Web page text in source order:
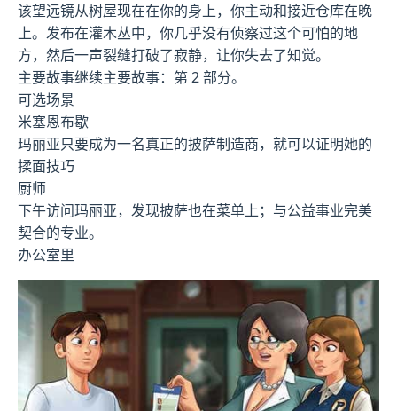
该望远镜从树屋现在在你的身上，你主动和接近仓库在晚
上。发布在灌木丛中，你几乎没有侦察过这个可怕的地
方，然后一声裂缝打破了寂静，让你失去了知觉。
主要故事继续主要故事：第 2 部分。
可选场景
米塞恩布歇
玛丽亚只要成为一名真正的披萨制造商，就可以证明她的
揉面技巧
厨师
下午访问玛丽亚，发现披萨也在菜单上；与公益事业完美
契合的专业。
办公室里